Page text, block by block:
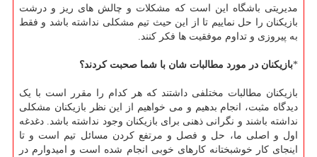
مدیریتی باشگاه این است که مشکلات و چالش های ریز و درشت
بازیکنان را حل نماییم تا از این حیث تیم مشکلی نداشته باشد و فقط
به پیروزی و تداوم موفقیت ها فکر کنند.
*بازیکنان در مورد مطالبات شان با شما صحبت کردند؟
بازیکنان مطالبات مختلفی داشتند که هر کدام را مقرر است با یک
دیدگاه مثبت، انجام بدهیم و می خواهیم از این نظر بازیکنان مشکلی
نداشته باشند و نگرانی ذهنی برای بازیکنان وجود نداشته باشد. دغدغه
اول و اصلی ما، حل و فصل و مرتفع کردن مسائل تیم است و تا
اینجای کار خوشبختانه کارهای خوبی انجام شده است و امیدوارم در